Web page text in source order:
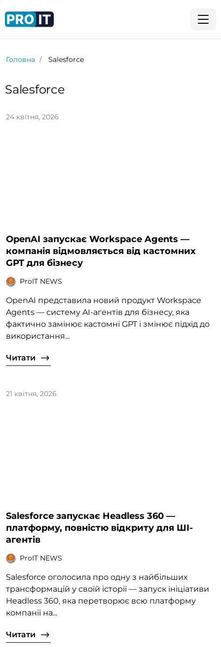
Головна Salesforce
Salesforce
24 квітня, 2026
OpenAI запускає Workspace Agents —
компанія відмовляється від кастомних
GPT для бізнесу
ProIT NEWS
OpenAI представила новий продукт Workspace
Agents — систему AI-агентів для бізнесу, яка
фактично замінює кастомні GPT і змінює підхід до
використання...
Читати
21 квітня, 2026
Salesforce запускає Headless 360 —
платформу, повністю відкриту для ШІ-
агентів
ProIT NEWS
Salesforce оголосила про одну з найбільших
трансформацій у своїй історії — запуск ініціативи
Headless 360, яка перетворює всю платформу
компанії на...
Читати